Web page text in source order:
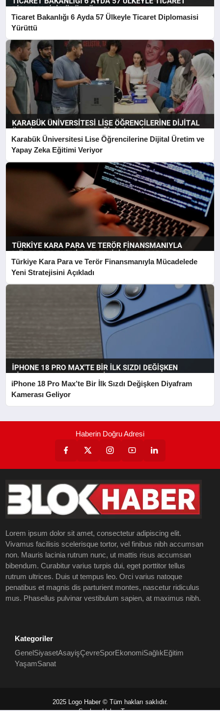
Ticaret Bakanlığı 6 Ayda 57 Ülkeyle Ticaret Diplomasisi
Yürüttü
Karabük Üniversitesi Lise Öğrencilerine Dijital Üretim ve
Yapay Zeka Eğitimi Veriyor
Türkiye Kara Para ve Terör Finansmanıyla Mücadelede
Yeni Stratejisini Açıkladı
iPhone 18 Pro Max’te Bir İlk Sızdı Değişken Diyafram
Kamerası Geliyor
Haberin Doğru Adresi
Lorem ipsum dolor sit amet, consectetur adipiscing elit.
Vivamus facilisis scelerisque tortor, vel finibus nibh accumsan
non. Mauris lacinia rutrum nunc, ut mattis risus accumsan
bibendum. Curabitur varius turpis dui, eget porttitor tellus
rutrum ultrices. Duis ut tempus leo. Orci varius natoque
penatibus et magnis dis parturient montes, nascetur ridiculus
mus. Phasellus pulvinar vestibulum sapien, at maximus nibh.
Kategoriler
GenelSiyasetAsayişÇevreSporEkonomiSağlıkEğitim
YaşamSanat
2025 Logo Haber © Tüm hakları saklıdır.